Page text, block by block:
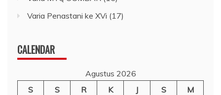
Varia Penastani ke XVi (17)
CALENDAR
Agustus 2026
S
S R K J S
M